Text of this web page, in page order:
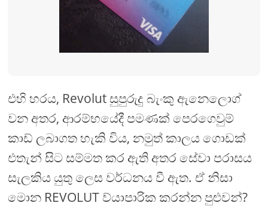
එහි හරය, Revolut සුපුරුදු බැංකු ඇනෙලොග්
වන අතර, ආරම්භයේදී පමණක් පෙරගෙවුම්
කාඩ් ලබාගත හැකි විය, නමුත් කාලය ගොඩක්
එතැන් සිට සම්මත කර ඇති අතර සේවා පරාසය
සැලකිය යුතු ලෙස වර්ධනය වී ඇත. ඒ නිසා
මොන REVOLUT ව්යාපාරික කරන්න පුළුවන්?